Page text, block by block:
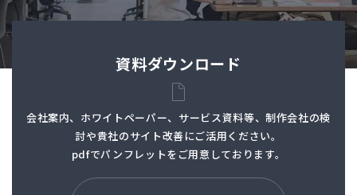
資料ダウンロード
会社案内、ホワイトペーパー、サービス資料等、制作会社の検
討や貴社のサイト改善にご活用ください。
pdfでパンフレットを ご用意しております。